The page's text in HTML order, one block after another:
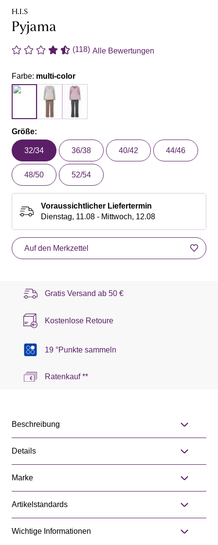
H.I.S
Pyjama
(118) Alle Bewertungen
Farbe: multi-color
Größe:
32/34 36/38 40/42 44/46
48/50 52/54
Voraussichtlicher Liefertermin
Dienstag, 11.08 - Mittwoch, 12.08
Auf den Merkzettel
Gratis Versand ab 50 €
Kostenlose Retoure
19 °Punkte sammeln
Ratenkauf **
Beschreibung
Details
Marke
Artikelstandards
Wichtige Informationen